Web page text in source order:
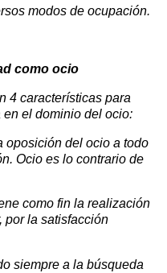
modos de ocupación.
como ocio
4 características para
el dominio del ocio:
oposición del ocio a todo
Ocio es lo contrario de
como fin la realización
por la satisfacción
siempre a la búsqueda